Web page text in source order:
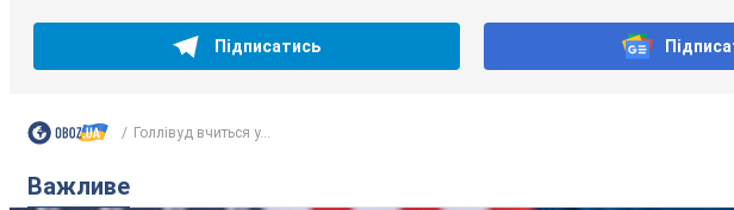
Підписатись
Голлівуд вчиться у...
Важливе